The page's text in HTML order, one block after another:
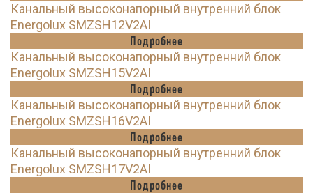
Канальный высоконапорный внутренний блок
Energolux SMZSH12V2AI
Подробнее
Канальный высоконапорный внутренний блок
Energolux SMZSH15V2AI
Подробнее
Канальный высоконапорный внутренний блок
Energolux SMZSH16V2AI
Подробнее
Канальный высоконапорный внутренний блок
Energolux SMZSH17V2AI
Подробнее